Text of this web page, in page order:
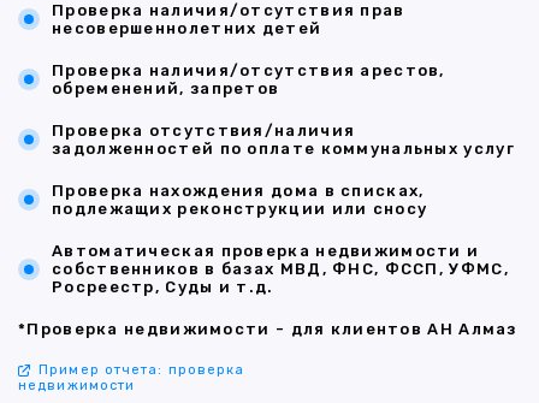
Проверка наличия/отсутствия прав
несовершеннолетних детей
Проверка наличия/отсутствия арестов,
обременений, запретов
Проверка отсутствия/наличия
задолженностей по оплате коммунальных услуг
Проверка нахождения дома в списках,
подлежащих реконструкции или сносу
Автоматическая проверка недвижимости и
собственников в базах МВД, ФНС, ФССП, УФМС,
Росреестр, Суды и т.д.
*Проверка недвижимости - для клиентов АН Алмаз
Пример отчета: проверка
недвижимости